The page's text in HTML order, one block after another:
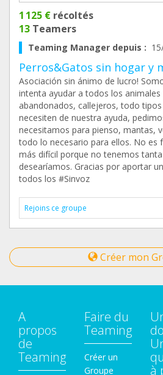
1 125 € récoltés
13 Teamers
Teaming Manager depuis :
Perros&Gatos sin hogar y
Asociación sin ánimo de lucro!
intenta ayudar a todos los
abandonados, callejeros, todo
necesiten de nuestra ayuda,
necesitamos para pienso, mantas,
todo lo necesario para ellos. No es
más difícil porque no tenemos
desearíamos. Gracias por aportar
todos los #Sinvoz
Rejoins ce groupe
Créer mon
A
propos
de
Teaming
Faire du
Teaming
Créer un
Groupe
à